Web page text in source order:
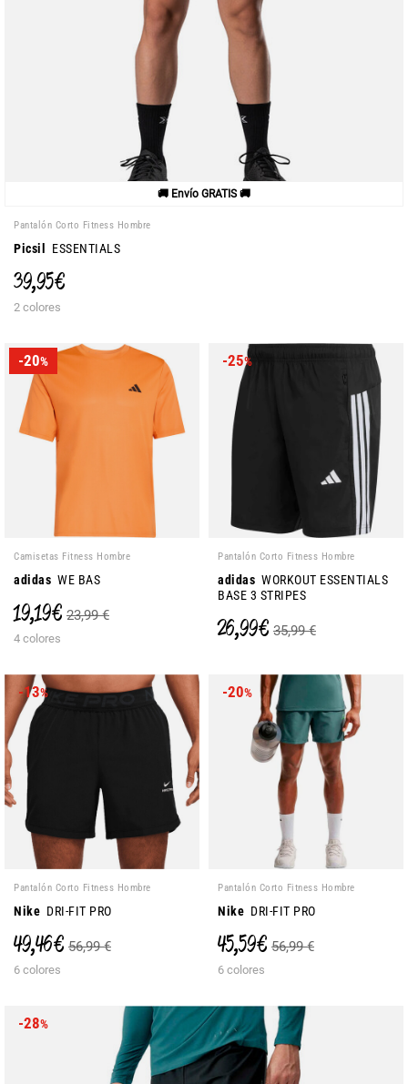
🚚 Envío GRATIS 🚚
Pantalón Corto Fitness Hombre
Picsil ESSENTIALS
39,95 €
2 colores
-20%
Camisetas Fitness Hombre
adidas WE BAS
19,19 € 23,99 €
4 colores
-25%
Pantalón Corto Fitness Hombre
adidas WORKOUT ESSENTIALS
BASE 3 STRIPES
26,99 € 35,99 €
-13%
Pantalón Corto Fitness Hombre
Nike DRI-FIT PRO
49,46 € 56,99 €
6 colores
-20%
Pantalón Corto Fitness Hombre
Nike DRI-FIT PRO
45,59 € 56,99 €
6 colores
-28%